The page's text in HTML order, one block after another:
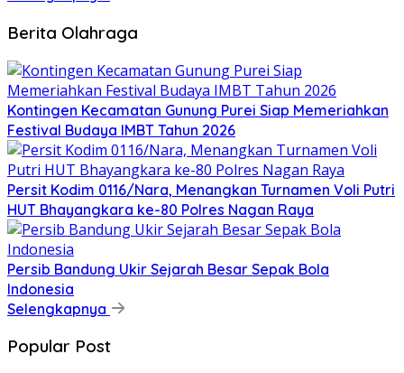
Berita Olahraga
Kontingen Kecamatan Gunung Purei Siap Memeriahkan
Festival Budaya IMBT Tahun 2026
Persit Kodim 0116/Nara, Menangkan Turnamen Voli Putri
HUT Bhayangkara ke-80 Polres Nagan Raya
Persib Bandung Ukir Sejarah Besar Sepak Bola
Indonesia
Selengkapnya
Popular Post